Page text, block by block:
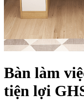
Bàn làm
tiện lợi